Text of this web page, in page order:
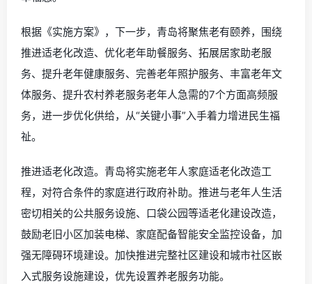
根据《实施方案》，下一步，青岛将聚焦老有颐养，围绕
推进适老化改造、优化老年助餐服务、拓展居家助老服
务、提升老年健康服务、完善老年照护服务、丰富老年文
体服务、提升农村养老服务老年人急需的7个方面高频服
务，进一步优化供给，从“关键小事”入手着力增进民生福
祉。
推进适老化改造。青岛将实施老年人家庭适老化改造工
程，对符合条件的家庭进行政府补助。推进与老年人生活
密切相关的公共服务设施、口袋公园等适老化建设改造，
鼓励老旧小区加装电梯、家庭配备智能安全监控设备，加
强无障碍环境建设。加快推进完整社区建设和城市社区嵌
入式服务设施建设，优先设置养老服务功能。